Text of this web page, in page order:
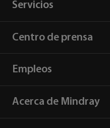
Servicios
Centro de prensa
Empleos
Acerca de Mindray